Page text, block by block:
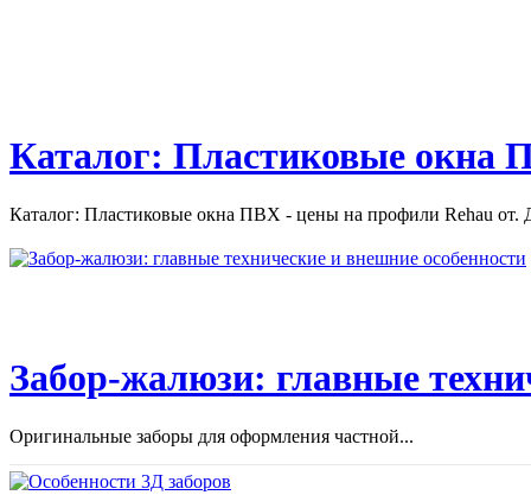
Каталог: Пластиковые окна
Каталог: Пластиковые окна ПВХ - цены на профили Rehau от.
Забор-жалюзи: главные
Оригинальные заборы для оформления частной...